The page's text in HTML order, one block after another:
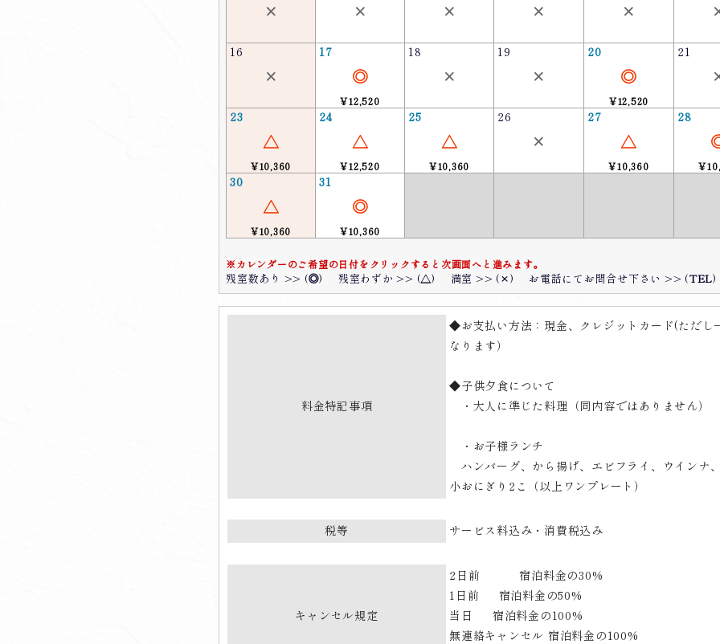
× × × × ×
16
×
17
◎
¥12,520
18
×
19
×
20
◎
¥12,520
21
23
△
¥10,360
24
△
¥12,520
25
△
¥10,360
26
×
27
△
¥10,360
28
30
△
¥10,360
31
◎
¥10,360
※カレンダーのご希望の日付をクリックすると次画面へと進みます。
残室数あり >> (◎) 残室わずか >> (△) 満室 >> ( × ) お電話にてお問合せ下さい >> (TEL)
料金特記事項
◆お支払い方法：現金、クレジットカード(ただし
なります）
◆子供夕食について
・大人に準じた料理（同内容ではありません）
・お子様ランチ
ハンバーグ、から揚げ、エビフライ、ウインナ
小おにぎり2こ（以上ワンプレート）
税等 サービス料込み・消費税込み
キャンセル規定
2日前 宿泊料金の30%
1日前 宿泊料金の50%
当日 宿泊料金の100%
無連絡キャンセル 宿泊料金の100%